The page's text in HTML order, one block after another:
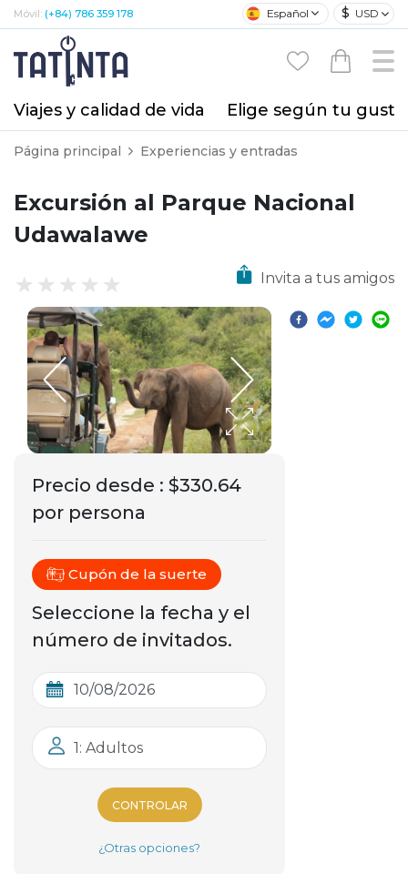
Móvil: (+84) 786 359 178 Español $ USD
Viajes y calidad de vida Elige según tu
Página principal Experiencias y entradas
Excursión al Parque Nacional
Udawalawe
Invita a tus amigos
Precio desde : $330.64
por persona
Cupón de la suerte
Seleccione la fecha y el
número de invitados.
1: Adultos
CONTROLAR
¿Otras opciones?